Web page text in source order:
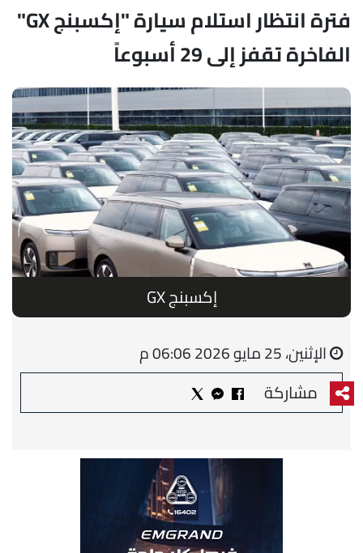
فترة انتظار استلام سيارة "إكسبنج GX"
الفاخرة تقفز إلى 29 أسبوعاً
إكسبنج GX
الإثنين، 25 مايو 2026 06:06 م
مشاركة